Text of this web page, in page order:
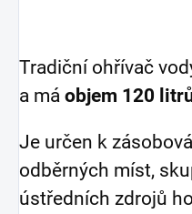
Tradiční ohřívač
a má objem 120
Je určen k
odběrných míst,
ústředních zdrojů